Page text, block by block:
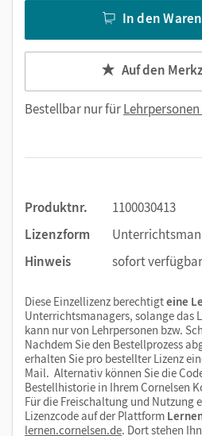
In den
Auf den
Bestellbar nur für
Produktnr.
1100030413
Lizenzform
Hinweis
sofort verfügbar
Diese Einzellizenz berechtigteine
Unterrichtsmanagers, solange das
kann nur von Lehrpersonen bzw.
Nachdem Sie den Bestellprozess
erhalten Sie pro bestellter Lizenz
Mail. Alternativ können Sie die
Bestellhistorie in Ihrem Cornelsen
Für die Freischaltung und Nutzung
Lizenzcode auf der Plattform
lernen.cornelsen.de. Dort stehen